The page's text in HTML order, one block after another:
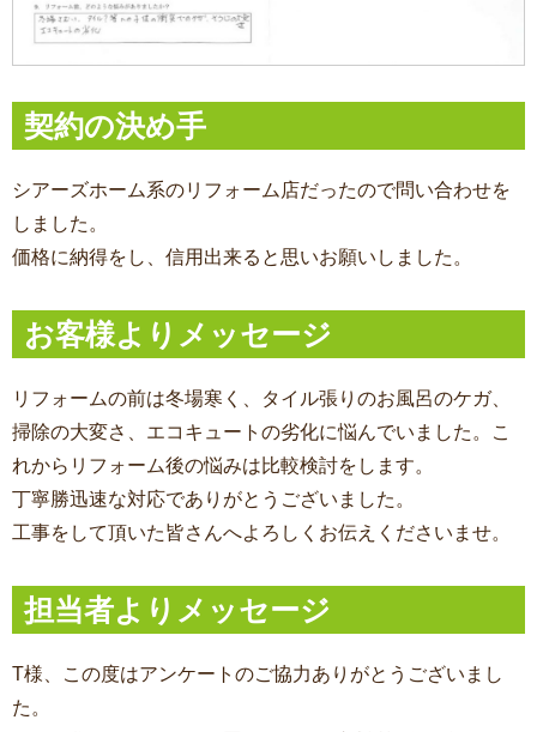
契約の決め手
シアーズホーム系のリフォーム店だったので問い合わせを
しました。
価格に納得をし、信用出来ると思いお願いしました。
お客様よりメッセージ
リフォームの前は冬場寒く、タイル張りのお風呂のケガ、
掃除の大変さ、エコキュートの劣化に悩んでいました。こ
れからリフォーム後の悩みは比較検討をします。
丁寧勝迅速な対応でありがとうございました。
工事をして頂いた皆さんへよろしくお伝えくださいませ。
担当者よりメッセージ
T様、この度はアンケートのご協力ありがとうございまし
た。